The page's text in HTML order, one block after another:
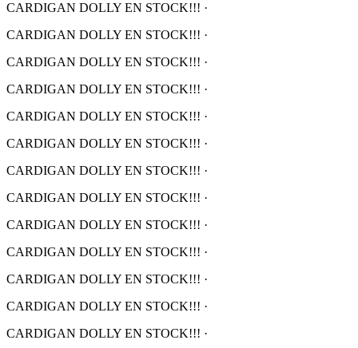
CARDIGAN DOLLY EN STOCK!!! ·
CARDIGAN DOLLY EN STOCK!!! ·
CARDIGAN DOLLY EN STOCK!!! ·
CARDIGAN DOLLY EN STOCK!!! ·
CARDIGAN DOLLY EN STOCK!!! ·
CARDIGAN DOLLY EN STOCK!!! ·
CARDIGAN DOLLY EN STOCK!!! ·
CARDIGAN DOLLY EN STOCK!!! ·
CARDIGAN DOLLY EN STOCK!!! ·
CARDIGAN DOLLY EN STOCK!!! ·
CARDIGAN DOLLY EN STOCK!!! ·
CARDIGAN DOLLY EN STOCK!!! ·
CARDIGAN DOLLY EN STOCK!!! ·